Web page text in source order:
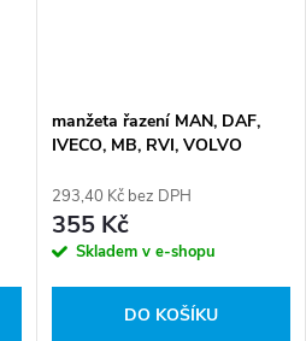
manžeta řazení MAN, DAF,
IVECO, MB, RVI, VOLVO
293,40 Kč bez DPH
355 Kč
Skladem v e-shopu
DO KOŠÍKU